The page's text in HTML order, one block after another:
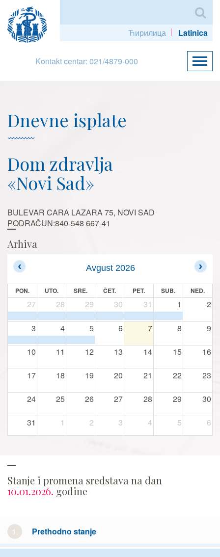
Ћирилица Latinica
Kontakt centar: 021/4879-000
Dnevne isplate
Dom zdravlja
«Novi Sad»
BULEVAR CARA LAZARA 75, NOVI SAD
PODRAČUN:840-548 667-41
Arhiva
Avgust 2026
PON. UTO. SRE. ČET. PET. SUB. NED.
27 28 29 30 31 1 2
3 4 5 6 7 8 9
10 11 12 13 14 15 16
17 18 19 20 21 22 23
24 25 26 27 28 29 30
31 1 2 3 4 5 6
Stanje i promena sredstava na dan
10.01.2026. godine
1. Prethodno stanje